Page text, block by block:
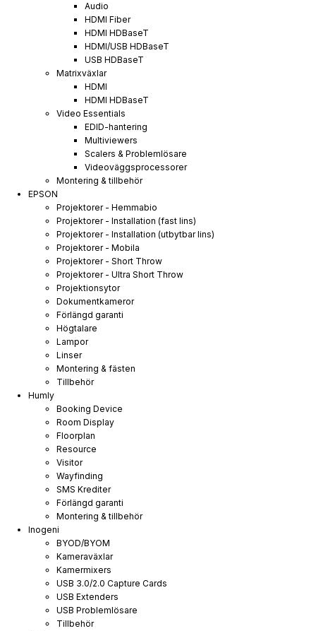
Audio
HDMI Fiber
HDMI HDBaseT
HDMI/USB HDBaseT
USB HDBaseT
Matrixväxlar
HDMI
HDMI HDBaseT
Video Essentials
EDID-hantering
Multiviewers
Scalers & Problemlösare
Videoväggsprocessorer
Montering & tillbehör
EPSON
Projektorer - Hemmabio
Projektorer - Installation (fast lins)
Projektorer - Installation (utbytbar lins)
Projektorer - Mobila
Projektorer - Short Throw
Projektorer - Ultra Short Throw
Projektionsytor
Dokumentkameror
Förlängd garanti
Högtalare
Lampor
Linser
Montering & fästen
Tillbehör
Humly
Booking Device
Room Display
Floorplan
Resource
Visitor
Wayfinding
SMS Krediter
Förlängd garanti
Montering & tillbehör
Inogeni
BYOD/BYOM
Kameraväxlar
Kamermixers
USB 3.0/2.0 Capture Cards
USB Extenders
USB Problemlösare
Tillbehör